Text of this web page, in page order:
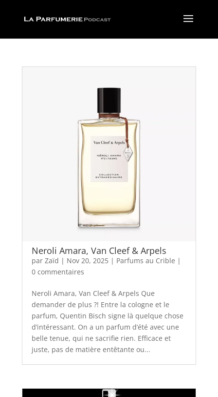
Neroli Amara, Van Cleef & Arpels
par Zaïd | Nov 20, 2025| Parfums au Crible |
0 commentaires
Neroli Amara, Van Cleef & Arpels Que
demander de plus ?! Entre la cologne et le
parfum, Quentin Bisch signe là quelque chose
d’intéressant. On a un parfum d’été avec une
belle tenue, qui ne sacrifie rien. Efficace et
juste, pas de matière entêtante ou...